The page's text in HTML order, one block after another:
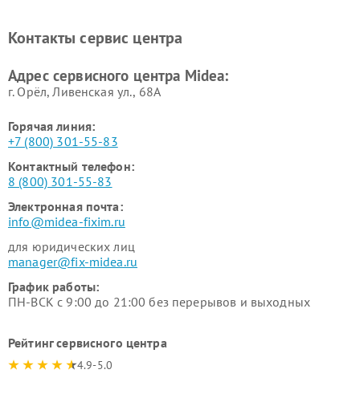
пылесосов Midea
Midea
Контакты сервис центра
Адрес сервисного центра Midea:
г. Орёл, Ливенская ул., 68А
Горячая линия:
+7 (800) 301-55-83
Контактный телефон:
8 (800) 301-55-83
Электронная почта:
info@midea-fixim.ru
для юридических лиц
manager@fix-midea.ru
График работы:
ПН-ВСК с 9:00 до 21:00 без перерывов и выходных
Рейтинг сервисного центра
4.9-5.0